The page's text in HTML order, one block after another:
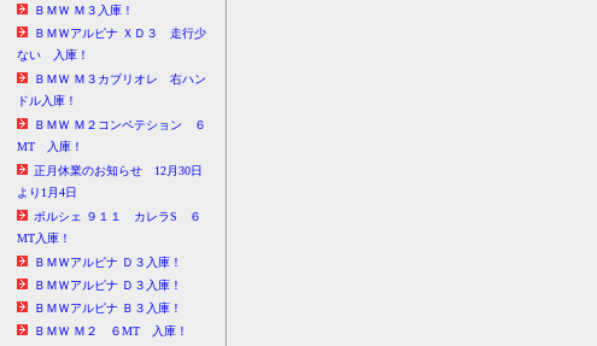
ＢＭＷ Ｍ３入庫！
ＢＭＷアルピナ ＸＤ３ 走行少
ない 入庫！
ＢＭＷ Ｍ３カブリオレ 右ハン
ドル入庫！
ＢＭＷ Ｍ２コンペテション ６
MT 入庫！
正月休業のお知らせ 12月30日
より1月4日
ポルシェ ９１１ カレラS ６
MT入庫！
ＢＭＷアルピナ Ｄ３入庫！
ＢＭＷアルピナ Ｄ３入庫！
ＢＭＷアルピナ Ｂ３入庫！
ＢＭＷ Ｍ２ ６MT 入庫！